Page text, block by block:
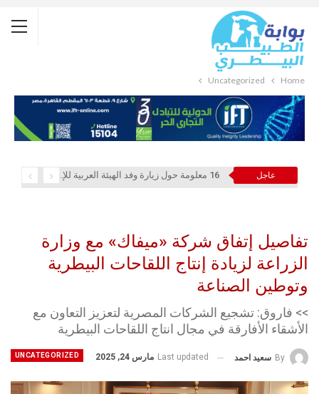
Home
Uncategorized
عاجل 16 معلومة حول زيارة وفد الهيئة العربية للإستثمار والإنماء الزراعي إلي السعودية
تفاصيل إتفاق شركة «ميفاك» مع وزارة
الزراعة لزيادة إنتاج اللقاحات البيطرية
وتوطين الصناعة
>> فاروق: تشجيع الشركات المصرية لتعزيز التعاون مع
الأشقاء الأفارقة في مجال انتاج اللقاحات البيطرية
UNCATEGORIZED By سعيد احمد Last updated مارس 24, 2025